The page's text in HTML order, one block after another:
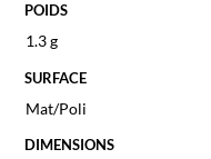
POIDS
1.3 g
SURFACE
Mat/Poli
DIMENSIONS